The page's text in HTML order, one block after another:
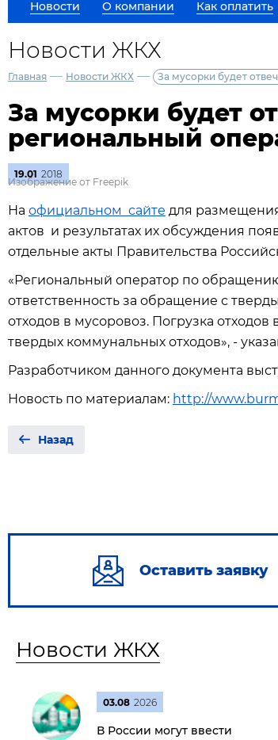
Новости О компании Как оплатить
Новости ЖКХ
Главная — Новости ЖКХ — За мусорки будет
За мусорки будет
региональный
19.01 2018
Изображение от Freepik
На официальном сайте для
актов и результатах их обсуждения
отдельные акты Правительства
«Региональный оператор по
ответственность за обращение с
отходов в мусоровоз. Погрузка
твердых коммунальных отходов», -
Разработчиком данного документа
Новость по материалам: http://
Назад
Оставить заявку
Новости ЖКХ
03.08 2026
В России могут ввести